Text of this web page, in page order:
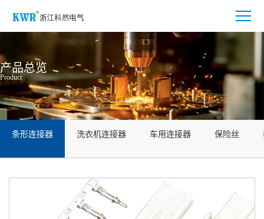
产品总览
Product
条形连接器 洗衣机连接器 车用连接器 保险丝